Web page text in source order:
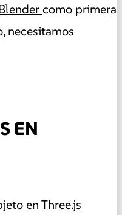
como primera
necesitamos
EN
en Three.js